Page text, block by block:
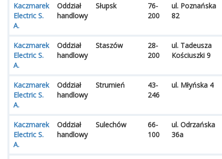
Kaczmarek
Electric S.
A.
Oddział
handlowy
Słupsk
76-
200
ul. Poznańska
82
Kaczmarek
Electric S.
A.
Oddział
handlowy
Staszów
28-
200
ul. Tadeusza
Kościuszki 9
Kaczmarek
Electric S.
A.
Oddział
handlowy
Strumień
43-
246
ul. Młyńska 4
Kaczmarek
Electric S.
A.
Oddział
handlowy
Sulechów
66-
100
ul. Odrzańska
36a